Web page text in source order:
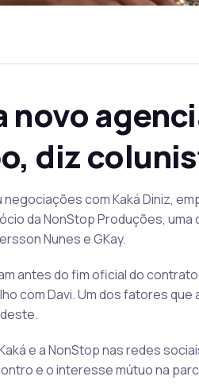
novo
diz
com Kaká Diniz,
da NonStop Produções, uma
Nunes e GKay.
antes do fim oficial do contrato
com Davi. Um dos fatores
e a NonStop nas redes
e o interesse mútuo na